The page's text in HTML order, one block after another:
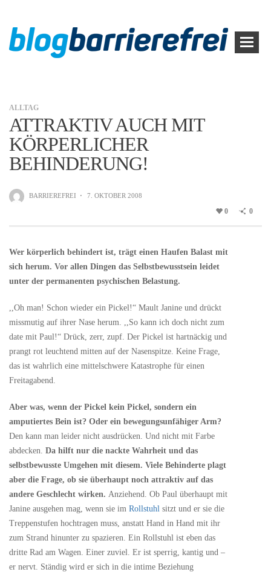
ALLTAG
ATTRAKTIV AUCH MIT
KÖRPERLICHER
BEHINDERUNG!
BARRIEREFREI · 7. OKTOBER 2008
0 0
Wer körperlich behindert ist, trägt einen Haufen Balast mit
sich herum. Vor allen Dingen das Selbstbewusstsein leidet
unter der permanenten psychischen Belastung.
,,Oh man! Schon wieder ein Pickel!“ Mault Janine und drückt
missmutig auf ihrer Nase herum. ,,So kann ich doch nicht zum
date mit Paul!“ Drück, zerr, zupf. Der Pickel ist hartnäckig und
prangt rot leuchtend mitten auf der Nasenspitze. Keine Frage,
das ist wahrlich eine mittelschwere Katastrophe für einen
Freitagabend.
Aber was, wenn der Pickel kein Pickel, sondern ein
amputiertes Bein ist? Oder ein bewegungsunfähiger Arm?
Den kann man leider nicht ausdrücken. Und nicht mit Farbe
abdecken. Da hilft nur die nackte Wahrheit und das
selbstbewusste Umgehen mit diesem. Viele Behinderte plagt
aber die Frage, ob sie überhaupt noch attraktiv auf das
andere Geschlecht wirken. Anziehend. Ob Paul überhaupt mit
Janine ausgehen mag, wenn sie im Rollstuhl sitzt und er sie die
Treppenstufen hochtragen muss, anstatt Hand in Hand mit ihr
zum Strand hinunter zu spazieren. Ein Rollstuhl ist eben das
dritte Rad am Wagen. Einer zuviel. Er ist sperrig, kantig und –
er nervt. Ständig wird er sich in die intime Beziehung